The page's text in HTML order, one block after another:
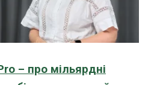
– про мільярдні